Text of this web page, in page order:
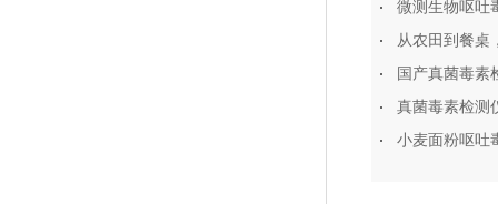
微测生物呕吐
从农田到餐桌
国产真菌毒素
真菌毒素检测
小麦面粉呕吐